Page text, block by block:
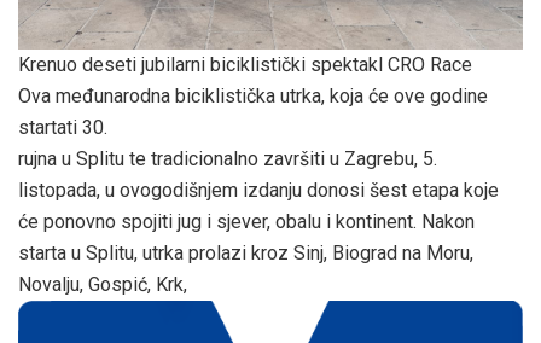
Krenuo deseti jubilarni biciklistički spektakl CRO Race
Ova međunarodna biciklistička utrka, koja će ove godine
startati 30.
rujna u Splitu te tradicionalno završiti u Zagrebu, 5.
listopada, u ovogodišnjem izdanju donosi šest etapa koje
će ponovno spojiti jug i sjever, obalu i kontinent. Nakon
starta u Splitu, utrka prolazi kroz Sinj, Biograd na Moru,
Novalju, Gospić, Krk,